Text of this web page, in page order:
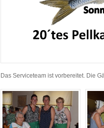
Das Serviceteam ist vorbereitet. Die